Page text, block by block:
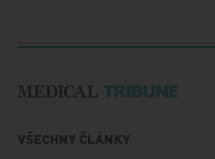
VŠECHNY ČLÁNKY